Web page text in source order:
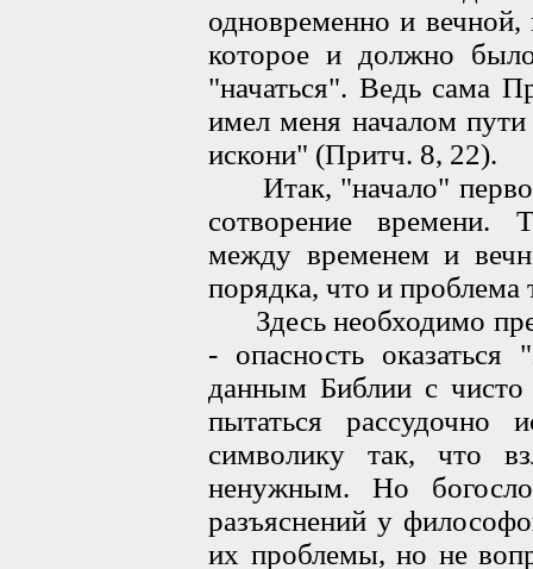
одновременно и
которое и должно
"начаться". Ведь сама
имел меня началом
искони" (Притч. 8, 22).
Итак, "начало"
сотворение времени.
между временем и
порядка, что и
Здесь необходимо
- опасность
данным Библии с чисто
пытаться рассудочно
символику так, что
ненужным. Но
разъяснений у
их проблемы, но не